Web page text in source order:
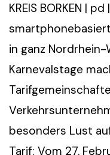
KREIS BORKEN |
in ganz
Karnevalstage
besonders Lust
Tarif: Vom 27.